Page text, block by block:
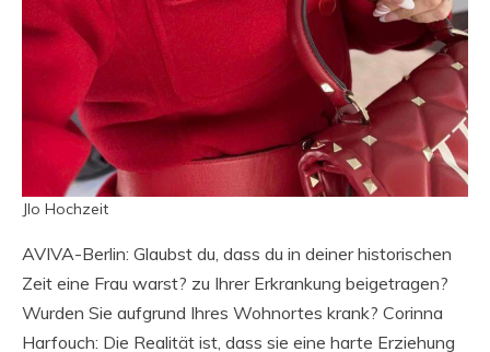
Jlo Hochzeit
AVIVA-Berlin: Glaubst du, dass du in deiner historischen
Zeit eine Frau warst? zu Ihrer Erkrankung beigetragen?
Wurden Sie aufgrund Ihres Wohnortes krank? Corinna
Harfouch: Die Realität ist, dass sie eine harte Erziehung